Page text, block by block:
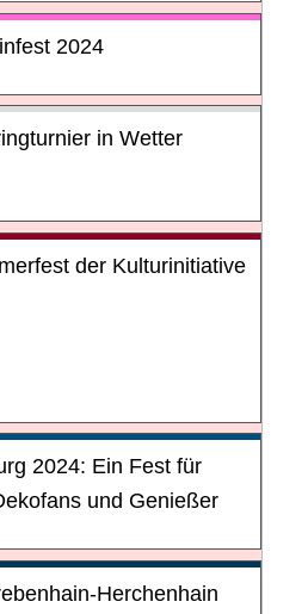
2024
in Wetter
der Kulturinitiative
2024: Ein Fest für
und Genießer
Herchenhain